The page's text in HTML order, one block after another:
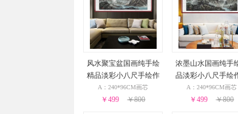
风水聚宝盆国画纯手绘
精品淡彩小八尺手绘作
品可落款山水客厅风景
国画
A：240*96CM画芯
￥499 ￥800
浓墨山水国画纯手
品淡彩小八尺手绘
可落款客厅风景国
A：240*96CM画芯
￥499 ￥800